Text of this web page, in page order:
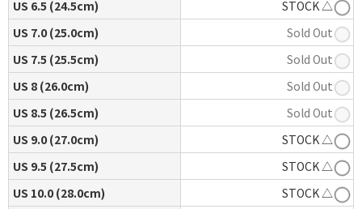
US 6.5 (24.5cm)
STOCK △
US 7.0 (25.0cm)
Sold Out
US 7.5 (25.5cm)
Sold Out
US 8 (26.0cm)
Sold Out
US 8.5 (26.5cm)
Sold Out
US 9.0 (27.0cm)
STOCK △
US 9.5 (27.5cm)
STOCK △
US 10.0 (28.0cm)
STOCK △